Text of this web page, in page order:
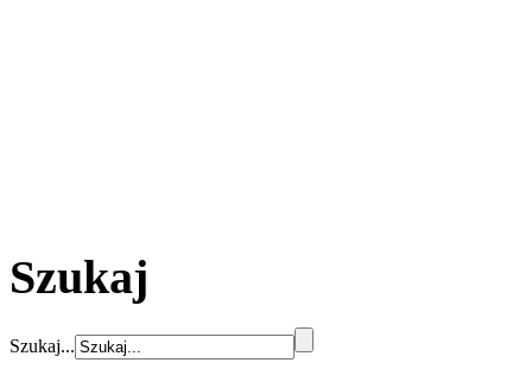
Szukaj
Szukaj...